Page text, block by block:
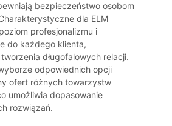
bezpieczeństwo osobom
dla ELM
profesjonalizmu i
do każdego klienta,
długofalowych relacji.
odpowiednich opcji
ofert różnych towarzystw
umożliwia dopasowanie
rozwiązań.